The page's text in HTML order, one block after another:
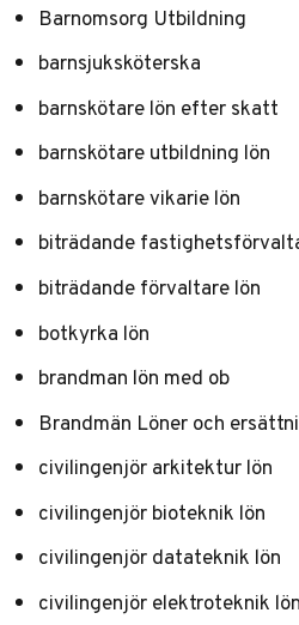
Barnomsorg Utbildning
barnsjuksköterska
barnskötare lön efter skatt
barnskötare utbildning lön
barnskötare vikarie lön
biträdande
biträdande förvaltare lön
botkyrka lön
brandman lön med ob
Brandmän Löner och
civilingenjör arkitektur lön
civilingenjör bioteknik lön
civilingenjör datateknik lön
civilingenjör elektroteknik lön